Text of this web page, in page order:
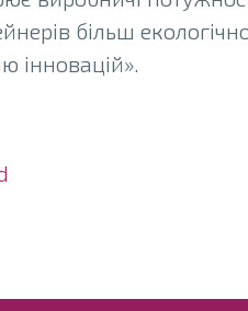
більш
інновацій».